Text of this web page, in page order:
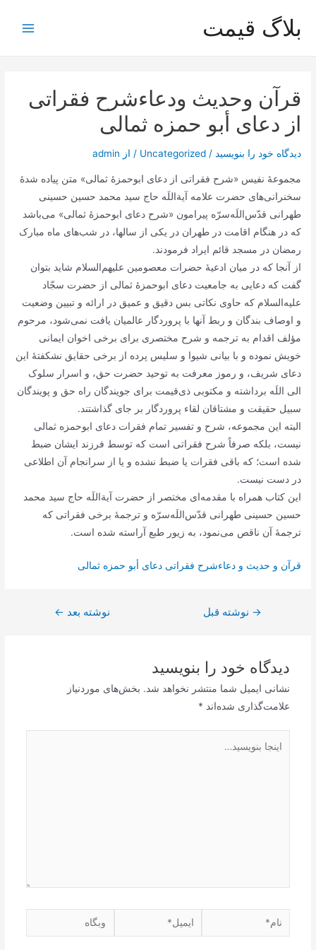
محتوا
بلاگ قیمت
قرآن وحدیث ودعاءشرح فقراتی
از دعای أبو حمزه ثمالی
دیدگاه‌ خود را بنویسید /
Uncategorized / از admin
مجموعۀ نفیس «شرح فقراتی از دعای ابوحمزۀ ثمالی» متن پیاده شدۀ
سخنرانی‌های حضرت علامه آیة‌اللَه حاج سید محمد حسین حسینی
طهرانی قدّس‌اللَه‌سرّه پیرامون «شرح دعای ابوحمزۀ ثمالی» می‌باشد
که در هنگام اقامت در طهران در یکی از سالها، در شب‌های ماه مبارک
رمضان در مسجد قائم ایراد فرمودند.
از آنجا که در میان ادعیۀ حضرات معصومین علیهم‌السلام شاید بتوان
گفت که دعایی به جامعیت دعای ابوحمزۀ ثمالی از حضرت سجّاد
علیه‌السلام که حاوی نکاتی بس دقیق و عمیق در ارائه و تبیین وضعیت
و اوصاف بندگان و ربط آنها با پروردگار عالمیان یافت نمی‌شود، مرحوم
مؤلف اقدام به ترجمه و شرح مختصری برای برخی اخوان ایمانی
خویش نموده و با بیانی شیوا و سلیس پرده از برخی حقایق نشکفتۀ این
دعای شریف، و رموز معرفت به توحید حضرت حق، و اسرار سلوک
الی اللَه برداشته و مکتوبی ذی‌قیمت برای جویندگان راه حق و پویندگان
سبیل حقیقت و مشتاقان لقاء پروردگار بر جای گذاشتند.
البته این مجموعه، شرح و تفسیر تمام فقرات دعای ابوحمزه ثمالی
نیست، بلکه صرفاً شرح فقراتی است که توسط فرزند ایشان ضبط
شده است؛ که باقی فقرات یا ضبط نشده و یا از سرانجام آن اطلاعی
در دست نیست.
این کتاب همراه با مقدمه‌ای مختصر از حضرت آیة‌اللَه حاج سید محمد
حسین حسینی طهرانی قدّس‌اللَه‌سرّه و ترجمۀ برخی فقراتی که
ترجمۀ آن ناقص می‌نمود، به زیور طبع آراسته شده است.
قرآن و حدیث و دعاءشرح فقراتی دعای أبو حمزه ثمالی
راهبری
→ نوشته قبل نوشته بعد ←
دیدگاه‌ خود را بنویسید
نشانی ایمیل شما منتشر نخواهد شد. بخش‌های موردنیاز
علامت‌گذاری شده‌اند *
بنویسید…
نام* ایمیل* وبگاه